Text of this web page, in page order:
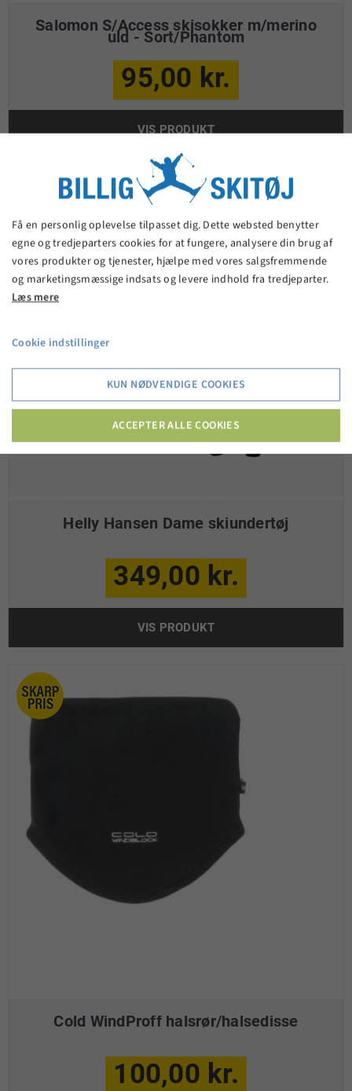
Salomon S/Access skisokker m/merino
uld - Sort/Phantom
95,00 kr.
VIS PRODUKT
Helly Hansen Dame skiundertøj
349,00 kr.
VIS PRODUKT
Cold WindProff halsrør/halsedisse
100,00 kr.
Få en personlig oplevelse tilpasset dig. Dette websted benytter
egne og tredjeparters cookies for at fungere, analysere din brug af
vores produkter og tjenester, hjælpe med vores salgsfremmende
og marketingsmæssige indsats og levere indhold fra tredjeparter.
Læs mere
Cookie indstillinger
KUN NØDVENDIGE COOKIES
ACCEPTER ALLE COOKIES